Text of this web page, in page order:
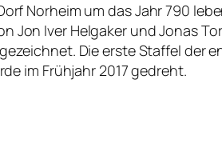
Norheim um das Jahr 790
Jon Iver Helgaker und Jonas
Die erste Staffel der
im Frühjahr 2017 gedreht.